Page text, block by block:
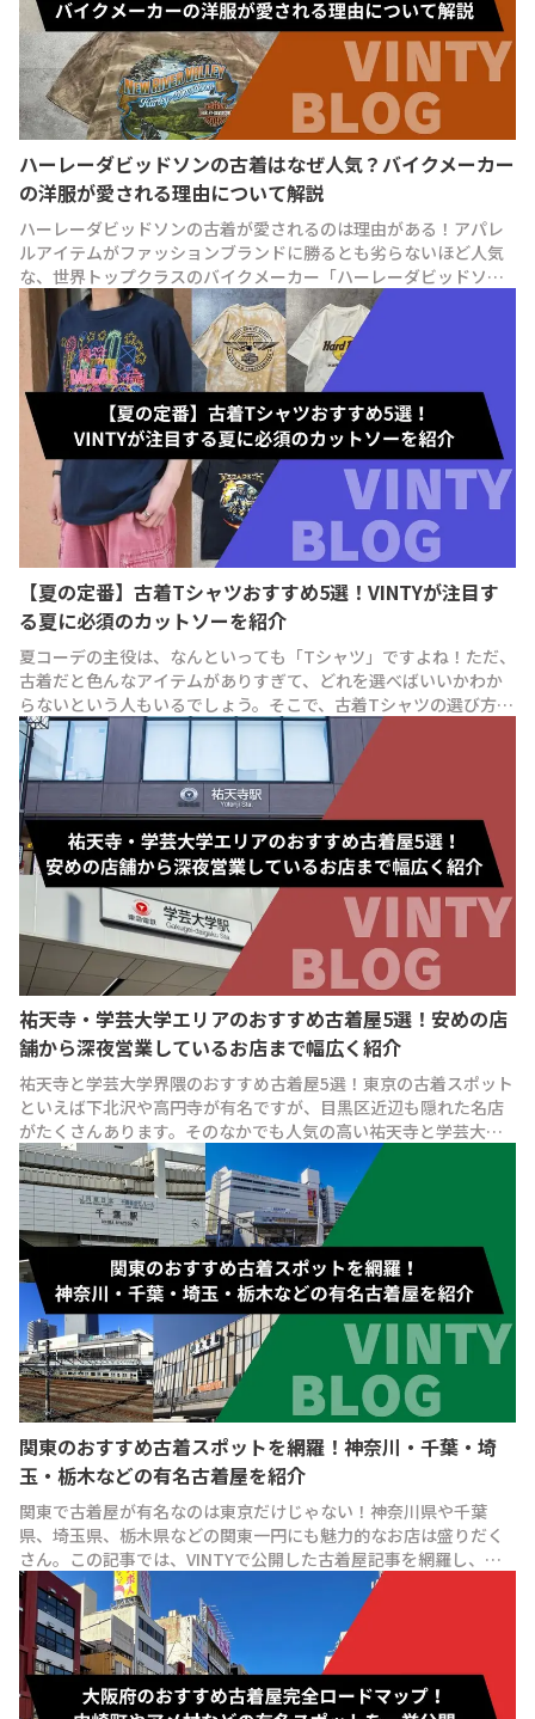
ハーレーダビッドソンの古着はなぜ人気？バイクメーカー
の洋服が愛される理由について解説
ハーレーダビッドソンの古着が愛されるのは理由がある！アパレ
ルアイテムがファッションブランドに勝るとも劣らないほど人気
な、世界トップクラスのバイクメーカー「ハーレーダビッドソ
ン」の歴史と魅力、おすすめアイテムを紹介します！
【夏の定番】古着Tシャツおすすめ5選！VINTYが注目す
る夏に必須のカットソーを紹介
夏コーデの主役は、なんといっても「Tシャツ」ですよね！ただ、
古着だと色んなアイテムがありすぎて、どれを選べばいいかわか
らないという人もいるでしょう。そこで、古着Tシャツの選び方と
VINTYで見つけたおすすめアイテムについて紹介します！
祐天寺・学芸大学エリアのおすすめ古着屋5選！安めの店
舗から深夜営業しているお店まで幅広く紹介
祐天寺と学芸大学界隈のおすすめ古着屋5選！東京の古着スポット
といえば下北沢や高円寺が有名ですが、目黒区近辺も隠れた名店
がたくさんあります。そのなかでも人気の高い祐天寺と学芸大学
の古着屋を厳選して5つ紹介します！
関東のおすすめ古着スポットを網羅！神奈川・千葉・埼
玉・栃木などの有名古着屋を紹介
関東で古着屋が有名なのは東京だけじゃない！神奈川県や千葉
県、埼玉県、栃木県などの関東一円にも魅力的なお店は盛りだく
さん。この記事では、VINTYで公開した古着屋記事を網羅し、お
すすめスポットをご紹介！